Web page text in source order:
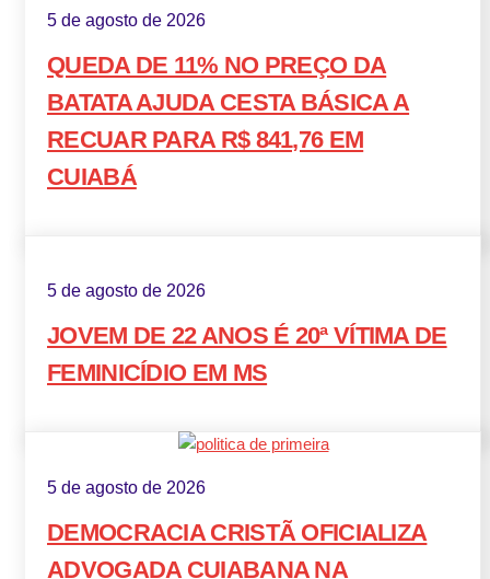
5 de agosto de 2026
QUEDA DE 11% NO PREÇO DA
BATATA AJUDA CESTA BÁSICA A
RECUAR PARA R$ 841,76 EM
CUIABÁ
5 de agosto de 2026
JOVEM DE 22 ANOS É 20ª VÍTIMA DE
FEMINICÍDIO EM MS
5 de agosto de 2026
DEMOCRACIA CRISTÃ OFICIALIZA
ADVOGADA CUIABANA NA